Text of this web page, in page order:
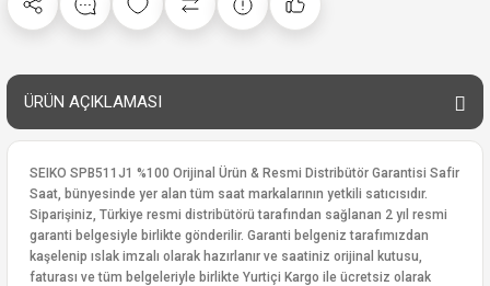
ÜRÜN AÇIKLAMASI
SEIKO SPB511J1 %100 Orijinal Ürün & Resmi Distribütör Garantisi Safir
Saat, bünyesinde yer alan tüm saat markalarının yetkili satıcısıdır.
Siparişiniz, Türkiye resmi distribütörü tarafından sağlanan 2 yıl resmi
garanti belgesiyle birlikte gönderilir. Garanti belgeniz tarafımızdan
kaşelenip ıslak imzalı olarak hazırlanır ve saatiniz orijinal kutusu,
faturası ve tüm belgeleriyle birlikte Yurtiçi Kargo ile ücretsiz olarak